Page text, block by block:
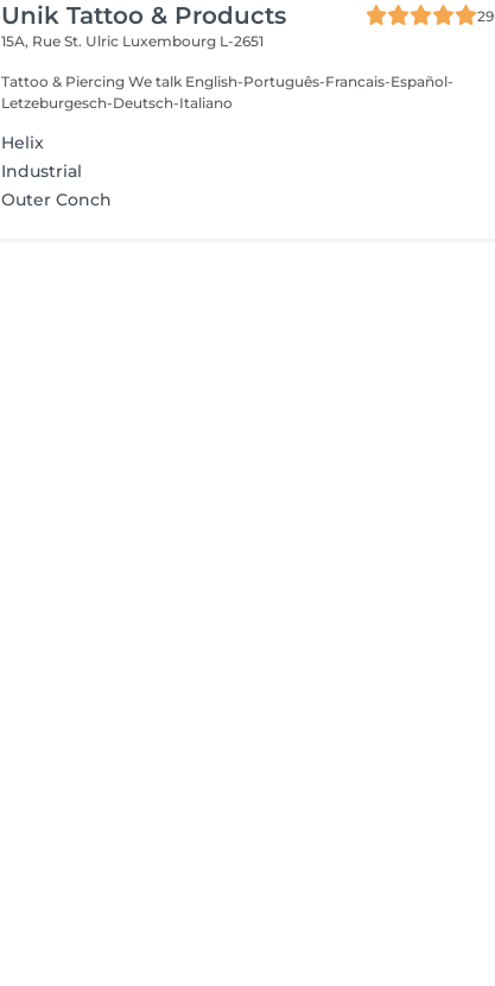
Unik Tattoo & Products
29
15A, Rue St. Ulric Luxembourg L-2651
Tattoo & Piercing We talk English-Português-Francais-Español-
Letzeburgesch-Deutsch-Italiano
Helix
Industrial
Outer Conch